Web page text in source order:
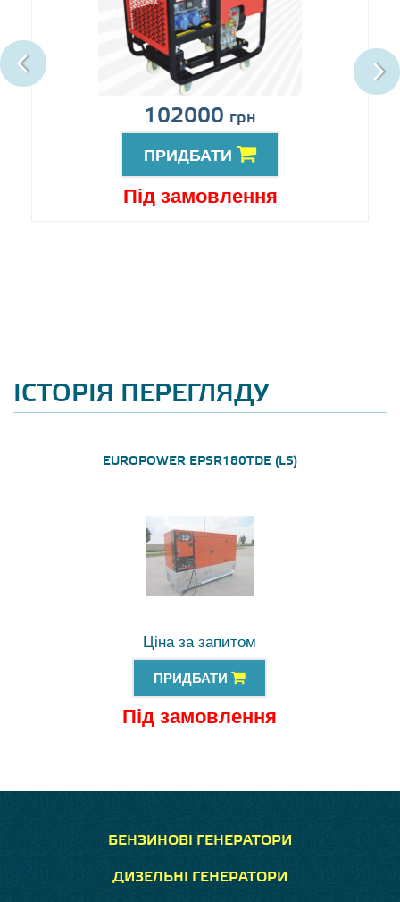
102000 грн
ПРИДБАТИ
Під замовлення
ІСТОРІЯ ПЕРЕГЛЯДУ
EUROPOWER EPSR180TDE (LS)
Ціна за запитом
ПРИДБАТИ
Під замовлення
БЕНЗИНОВІ ГЕНЕРАТОРИ
ДИЗЕЛЬНІ ГЕНЕРАТОРИ